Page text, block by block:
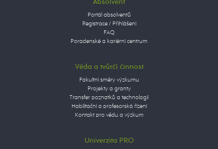
Absolvent
Portál absolventů
Registrace / Přihlášení
FAQ
Poradenské a kariérní centrum
Věda a tvůrčí činnost
Fakultní směry výzkumu
Projekty a granty
Transfer poznatků a technologií
Habilitační a profesorská řízení
Kontakt pro vědu a výzkum
Univerzita PRO